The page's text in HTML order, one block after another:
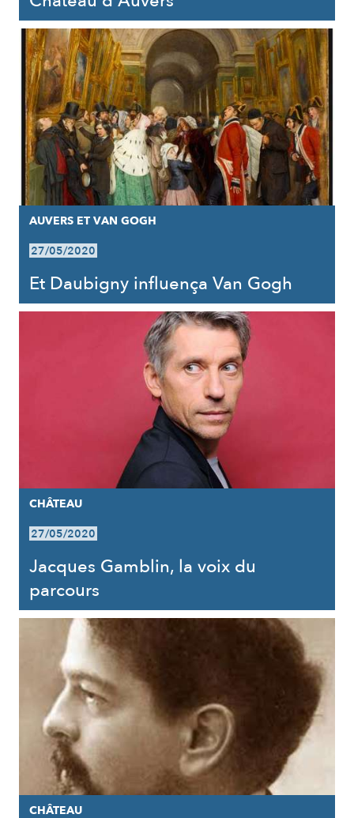
AUVERS ET VAN GOGH
27/05/2020
Et Daubigny influença Van Gogh
CHÂTEAU
27/05/2020
Jacques Gamblin, la voix du
parcours
CHÂTEAU